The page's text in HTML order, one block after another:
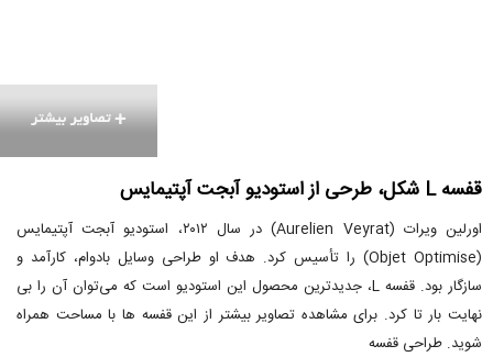
قفسه L شکل، طرحی از استودیو آبجت آپتیمایس
اورلین ویرات (Aurelien Veyrat) در سال ۲۰۱۲، استودیو آبجت آپتیمایس
(Objet Optimise) را تأسیس کرد. هدف او طراحی وسایل بادوام، کارآمد و
سازگار بود. قفسه L، جدیدترین محصول این استودیو است که می‌توان آن را بی
نهایت بار تا کرد. برای مشاهده تصاویر بیشتر از این قفسه ها با مساحت همراه
شوید. طراحی قفسه